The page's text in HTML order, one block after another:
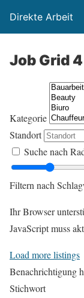
Direkte Arbeit
Job Grid 4
Kategorie
Standort
Suche nach
Filtern nach
Ihr Browser
JavaScript muss
Load more listings
Benachrichtigung
Stichwort